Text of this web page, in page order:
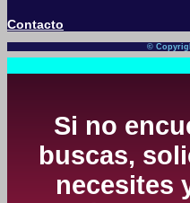
Contacto
©
Si no
buscas,
necesites